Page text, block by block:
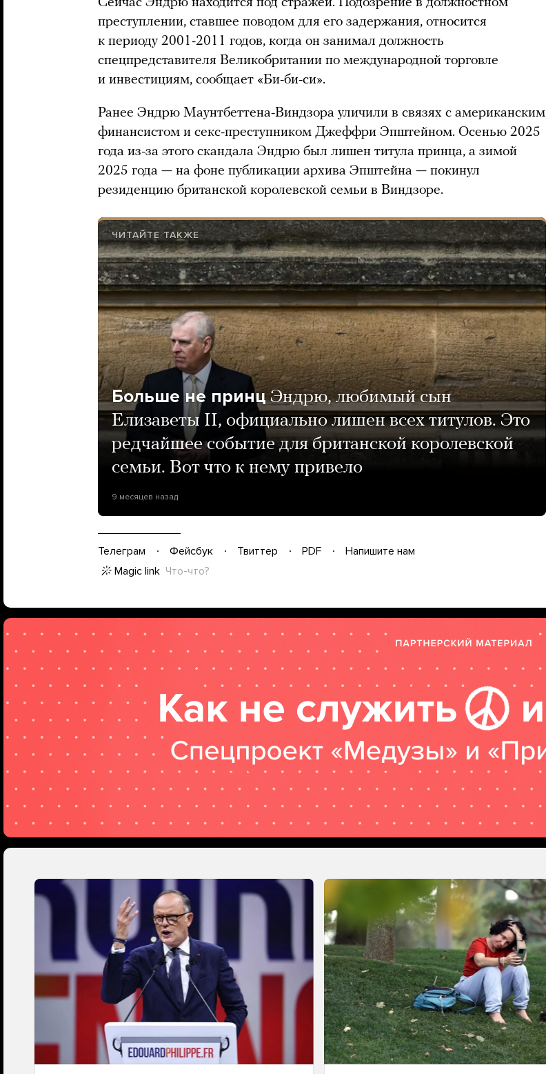
Сейчас Эндрю находится под стражей. Подозрение в должностном
преступлении, ставшее поводом для его задержания, относится
к периоду 2001-2011 годов, когда он занимал должность
спецпредставителя Великобритании по международной торговле
и инвестициям, сообщает «Би-би-си».
Ранее Эндрю Маунтбеттена-Виндзора уличили в связях с американским
финансистом и секс-преступником Джеффри Эпштейном. Осенью 2025
года из-за этого скандала Эндрю был лишен титула принца, а зимой
2025 года — на фоне публикации архива Эпштейна — покинул
резиденцию британской королевской семьи в Виндзоре.
ЧИТАЙТЕ ТАКЖЕ
Больше не принц Эндрю, любимый сын
Елизаветы II, официально лишен всех титулов. Это
редчайшее событие для британской королевской
семьи. Вот что к нему привело
9 месяцев назад
Телеграм Фейсбук Твиттер PDF
Напишите нам
Magic link Что-что?